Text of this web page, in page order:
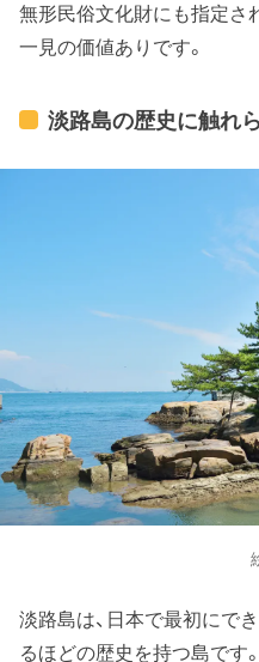
無形民俗文化財にも指定さ
一見の価値ありです。
淡路島の歴史に触れ
淡路島は、日本で最初にで
るほどの歴史を持つ島です